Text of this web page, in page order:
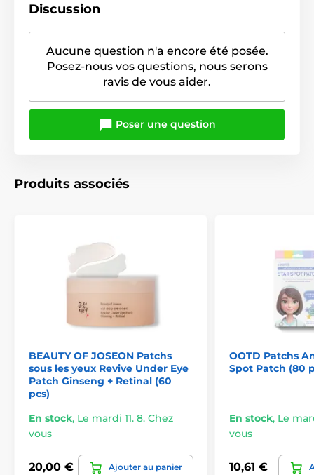
Discussion
Aucune question n'a encore été posée.
Posez-nous vos questions, nous serons
ravis de vous aider.
Poser une question
Produits associés
BEAUTY OF JOSEON Patchs
sous les yeux Revive Under Eye
Patch Ginseng + Retinal (60
pcs)
En stock, Le mardi 11. 8. Chez
vous
20,00 € Ajouter au panier
OOTD Patchs
Spot Patch (80
En stock, Le
vous
10,61 €